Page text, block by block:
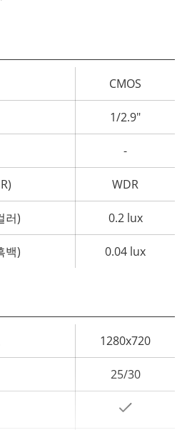
CMOS
1/2.9"
-
WDR
러) 0.2 lux
백) 0.04 lux
1280x720
25/30